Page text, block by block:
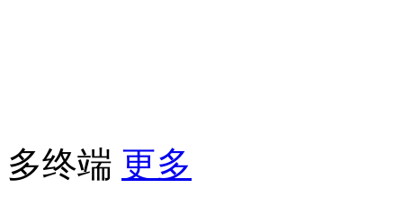
多终端 更多